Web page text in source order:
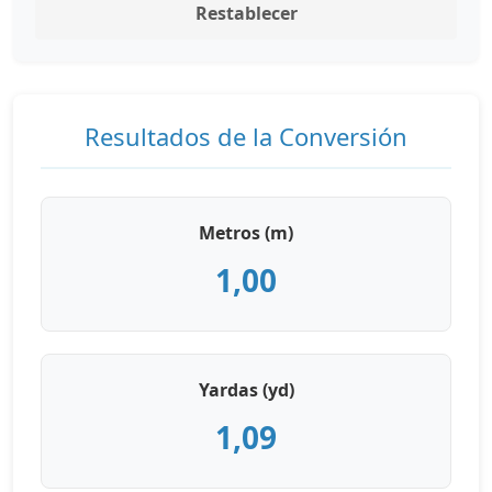
Restablecer
Resultados de la Conversión
Metros (m)
1,00
Yardas (yd)
1,09